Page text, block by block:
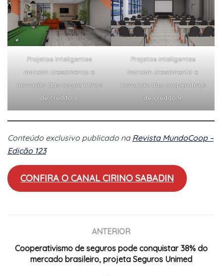
Projetos inteligentes
marcam crescimento e
inovação das cooperativas
de crédito 8
Projetos inteligentes
marcam crescimento e
inovação das cooperativas
de crédito 9
Conteúdo exclusivo publicado na Revista MundoCoop –
Edição 123
CONFIRA O CANAL CIRINO SABADIN
ANTERIOR
Cooperativismo de seguros pode conquistar 38% do
mercado brasileiro, projeta Seguros Unimed